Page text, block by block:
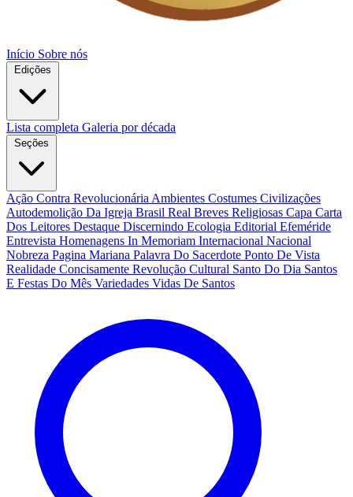
Início Sobre nós
Edições
Lista completa Galeria por década
Seções
Ação Contra Revolucionária Ambientes Costumes Civilizações
Autodemolição Da Igreja Brasil Real Breves Religiosas Capa Carta
Dos Leitores Destaque Discernindo Ecologia Editorial Efeméride
Entrevista Homenagens In Memoriam Internacional Nacional
Nobreza Pagina Mariana Palavra Do Sacerdote Ponto De Vista
Realidade Concisamente Revolução Cultural Santo Do Dia Santos
E Festas Do Mês Variedades Vidas De Santos